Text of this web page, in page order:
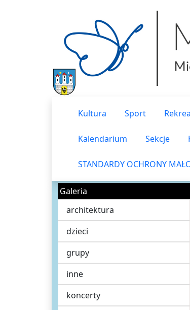
Kultura Sport
Kalendarium Sekcje
STANDARDY OCHRONY
Galeria
architektura
dzieci
grupy
inne
koncerty